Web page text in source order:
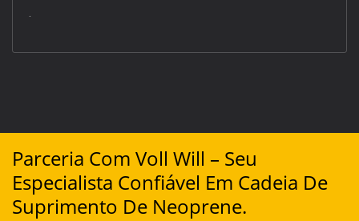
Parceria Com Voll Will – Seu
Especialista Confiável Em Cadeia De
Suprimento De Neoprene.